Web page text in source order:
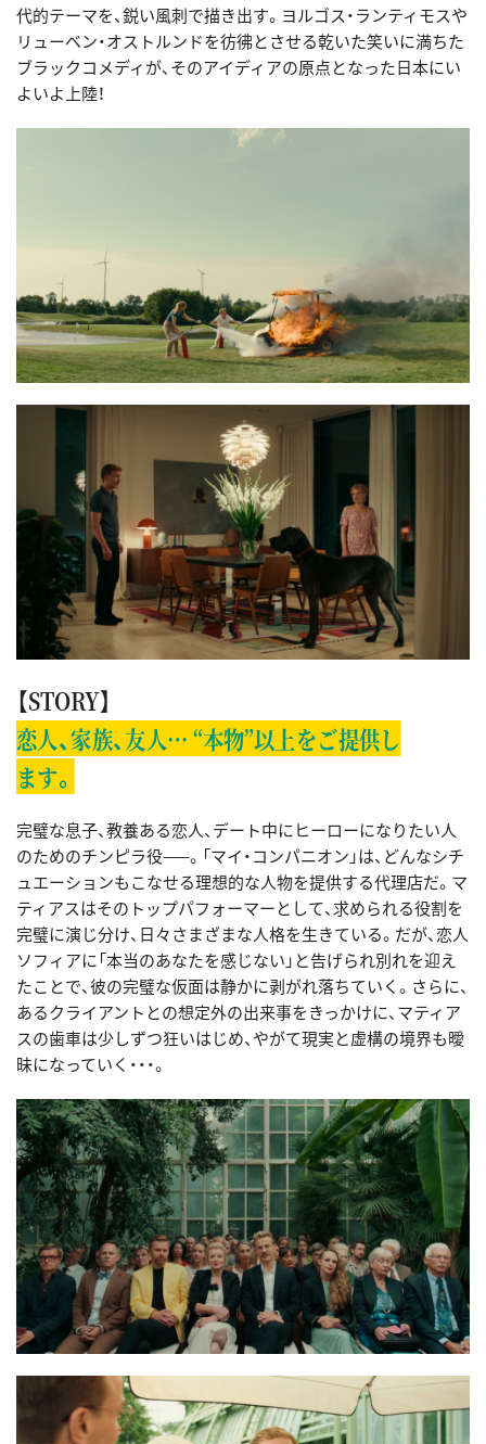
代的テーマを、鋭い風刺で描き出す。ヨルゴス・ランティモスや
リューベン・オストルンドを彷彿とさせる乾いた笑いに満ちた
ブラックコメディが、そのアイディアの原点となった日本にい
よいよ上陸！
【STORY】
恋人、家族、友人… “本物”以上をご提供し
ます。
完璧な息子、教養ある恋人、デート中にヒーローになりたい人
のためのチンピラ役——。「マイ・コンパニオン」は、どんなシチ
ュエーションもこなせる理想的な人物を提供する代理店だ。マ
ティアスはそのトップパフォーマーとして、求められる役割を
完璧に演じ分け、日々さまざまな人格を生きている。だが、恋人
ソフィアに「本当のあなたを感じない」と告げられ別れを迎え
たことで、彼の完璧な仮面は静かに剥がれ落ちていく。さらに、
あるクライアントとの想定外の出来事をきっかけに、マティア
スの歯車は少しずつ狂いはじめ、やがて現実と虚構の境界も曖
昧になっていく・・・。